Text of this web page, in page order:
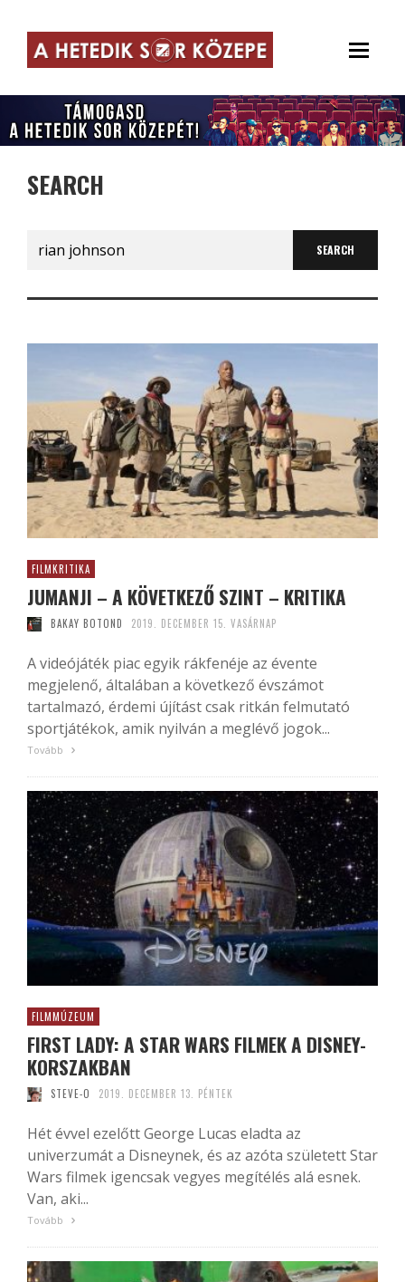
SEARCH
Search
for:
FILMKRITIKA
JUMANJI – A KÖVETKEZŐ SZINT – KRITIKA
BAKAY BOTOND 2019. DECEMBER 15. VASÁRNAP
A videójáték piac egyik rákfenéje az évente
megjelenő, általában a következő évszámot
tartalmazó, érdemi újítást csak ritkán felmutató
sportjátékok, amik nyilván a meglévő jogok...
Tovább
FILMMÚZEUM
FIRST LADY: A STAR WARS FILMEK A DISNEY-
KORSZAKBAN
STEVE-O 2019. DECEMBER 13. PÉNTEK
Hét évvel ezelőtt George Lucas eladta az
univerzumát a Disneynek, és az azóta született Star
Wars filmek igencsak vegyes megítélés alá esnek.
Van, aki...
Tovább